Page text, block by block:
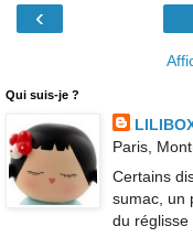
‹
Qui suis-je ?
Paris,
Certains
sumac, un
du réglisse